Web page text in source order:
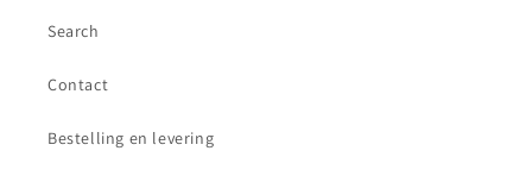
Search
Contact
Bestelling en levering